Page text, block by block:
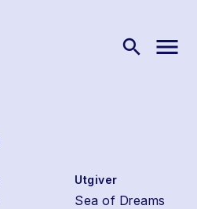
search menu
Utgiver
Sea of Dreams